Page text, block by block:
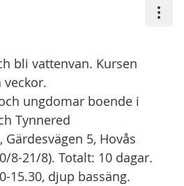
bli vattenvan. Kursen
veckor.
ungdomar boende i
Tynnered
5, Hovås
8-21/8). Totalt: 10 dagar.
15.30, djup bassäng.